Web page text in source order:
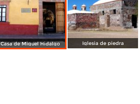
Casa de Miguel Hidalgo Iglesia de piedra